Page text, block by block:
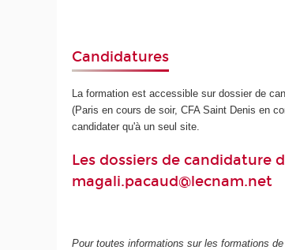
Candidatures
La formation est accessible sur dossier de
(Paris en cours de soir, CFA Saint Denis en
candidater qu'à un seul site.
Les dossiers de candidature
magali.pacaud@lecnam.net
Pour toutes informations sur les formations